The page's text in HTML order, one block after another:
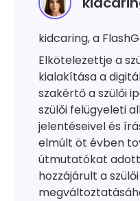
kidcaring, a
Elkötelezettje a
kialakítása a
szakértő a szülői
szülői felügyeleti
jelentéseivel és
elmúlt öt évben
útmutatókat adott
hozzájárult a